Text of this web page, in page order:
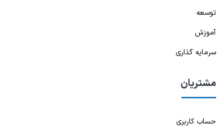
توسعه
آموزش
سرمایه گذاری
مشتریان
حساب کاربری